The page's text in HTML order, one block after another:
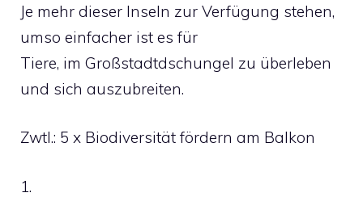
Je mehr dieser Inseln zur Verfügung stehen,
umso einfacher ist es für
Tiere, im Großstadtdschungel zu überleben
und sich auszubreiten.
Zwtl.: 5 x Biodiversität fördern am Balkon
1.